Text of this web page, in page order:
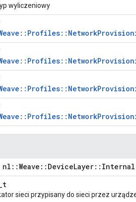
wyliczeniowy
sieci przypisany do sieci przez